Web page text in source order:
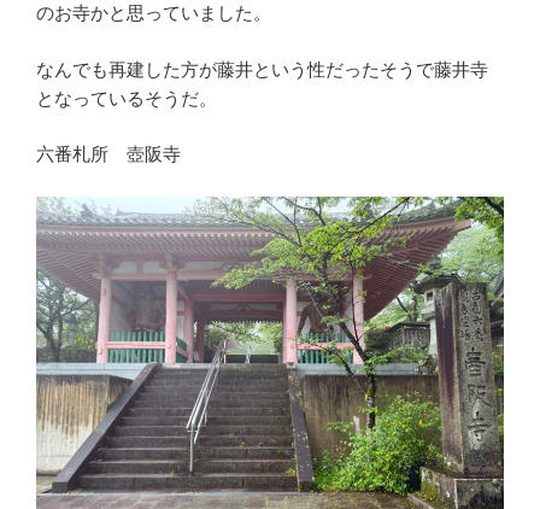
のお寺かと思っていました。
なんでも再建した方が藤井という性だったそうで藤井寺
となっているそうだ。
六番札所 壺阪寺